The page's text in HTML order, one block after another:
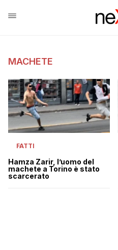
MACHETE
FATTI
Hamza Zarir, l’uomo del
machete a Torino è stato
scarcerato